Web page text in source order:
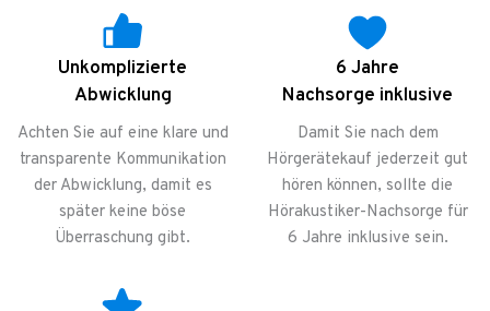
Unkomplizierte
Abwicklung
Achten Sie auf eine klare und
transparente Kommunikation
der Abwicklung, damit es
später keine böse
Überraschung gibt.
6 Jahre
Nachsorge inklusive
Damit Sie nach dem
Hörgerätekauf jederzeit gut
hören können, sollte die
Hörakustiker-Nachsorge für
6 Jahre inklusive sein.